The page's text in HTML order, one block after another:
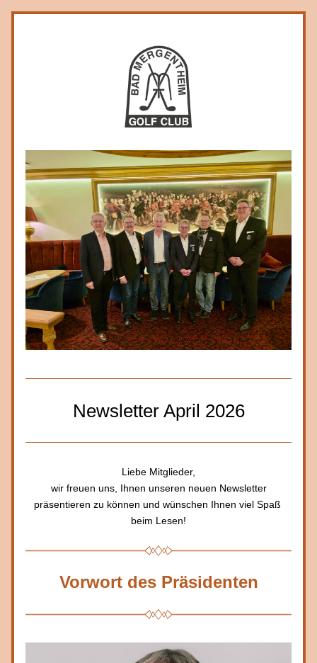
Newsletter April 2026
Liebe Mitglieder,
wir freuen uns, Ihnen unseren neuen Newsletter
präsentieren zu können und wünschen Ihnen viel Spaß
beim Lesen!
Vorwort des Präsidenten